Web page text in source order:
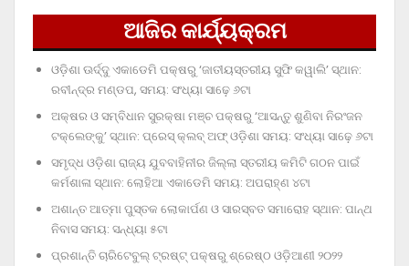
ଆଜିର କାର୍ଯ୍ୟକ୍ରମ
ଓଡ଼ିଶା ଊର୍ଦ୍ଦୁ ଏକାଡେମି ପକ୍ଷରୁ ‘ଜାତୀୟସ୍ତରୀୟ ସୁଫି କୱାଲି’ ସ୍ଥାନ:
ରବୀନ୍ଦ୍ର ମଣ୍ଡପ, ସମୟ: ସଂଧ୍ୟା ସାଢ଼େ ୬ଟା
ଅକ୍ଷର ଓ ସମ୍ବିଧାନ ସୁରକ୍ଷା ମଞ୍ଚ ପକ୍ଷରୁ ‘ଆସନ୍ତୁ ଶୁଣିବା ନିରଂଜନ
ଟକ୍‌ଲେଙ୍କୁ’ ସ୍ଥାନ: ପ୍ରେସ୍‌ କ୍ଲବ୍‌ ଅଫ୍‌ ଓଡ଼ିଶା ସମୟ: ସଂଧ୍ୟା ସାଢ଼େ ୬ଟା
ସମୃଦ୍ଧ ଓଡ଼ିଶା ରାଜ୍ୟ ଯୁବବାହିନୀର ଜିଲ୍ଲା ସ୍ତରୀୟ କମିଟି ଗଠନ ପାଇଁ
କର୍ମଶାଳା ସ୍ଥାନ: ଲୋହିଆ ଏକାଡେମି ସମୟ: ଅପରାହ୍‌ଣ ୪ଟା
ଅଶାନ୍ତ ଆତ୍ମା ପୁସ୍ତକ ଲୋକାର୍ପଣ ଓ ସାରସ୍ବତ ସମାରୋହ ସ୍ଥାନ: ପାନ୍ଥ
ନିବାସ ସମୟ: ସନ୍ଧ୍ୟା ୫ଟା
ପ୍ରଶାନ୍ତି ଚାରିଟେବୁଲ୍‌ ଟ୍ରଷ୍ଟ୍‌ ପକ୍ଷରୁ ଶ୍ରେଷ୍ଠ ଓଡ଼ିଆଣୀ ୨୦୨୨